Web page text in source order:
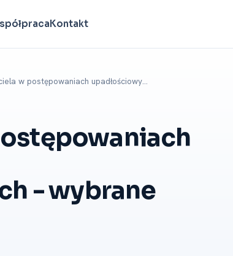
Kontakt
w postępowaniach upadłościowy…
-⁠ wybrane